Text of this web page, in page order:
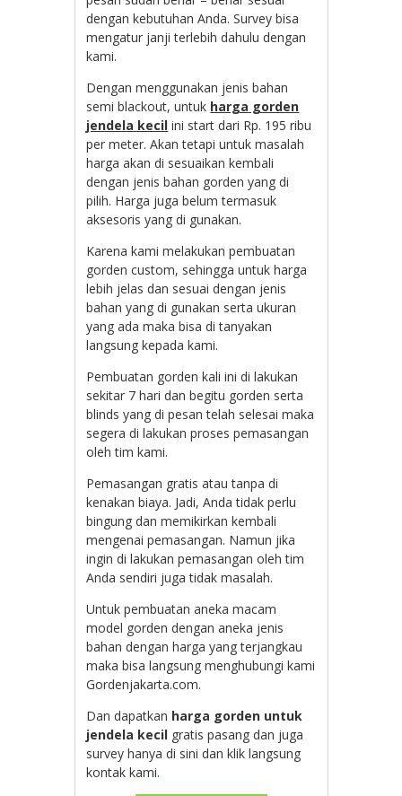
dengan kebutuhan Anda. Survey bisa
mengatur janji terlebih dahulu dengan
kami.
Dengan menggunakan jenis bahan
semi blackout, untuk harga gorden
jendela kecil ini start dari Rp. 195 ribu
per meter. Akan tetapi untuk masalah
harga akan di sesuaikan kembali
dengan jenis bahan gorden yang di
pilih. Harga juga belum termasuk
aksesoris yang di gunakan.
Karena kami melakukan pembuatan
gorden custom, sehingga untuk harga
lebih jelas dan sesuai dengan jenis
bahan yang di gunakan serta ukuran
yang ada maka bisa di tanyakan
langsung kepada kami.
Pembuatan gorden kali ini di lakukan
sekitar 7 hari dan begitu gorden serta
blinds yang di pesan telah selesai maka
segera di lakukan proses pemasangan
oleh tim kami.
Pemasangan gratis atau tanpa di
kenakan biaya. Jadi, Anda tidak perlu
bingung dan memikirkan kembali
mengenai pemasangan. Namun jika
ingin di lakukan pemasangan oleh tim
Anda sendiri juga tidak masalah.
Untuk pembuatan aneka macam
model gorden dengan aneka jenis
bahan dengan harga yang terjangkau
maka bisa langsung menghubungi kami
Gordenjakarta.com.
Dan dapatkan harga gorden untuk
jendela kecil gratis pasang dan juga
survey hanya di sini dan klik langsung
kontak kami.